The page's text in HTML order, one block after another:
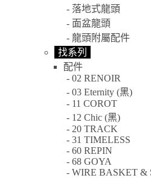
落地式龍頭
面盆龍頭
龍頭附屬配件
找系列
配件
02 RENOIR
03 Eternity (黑)
11 COROT
12 Chic (黑)
20 TRACK
31 TIMELESS
60 REPIN
68 GOYA
WIRE BASKET &